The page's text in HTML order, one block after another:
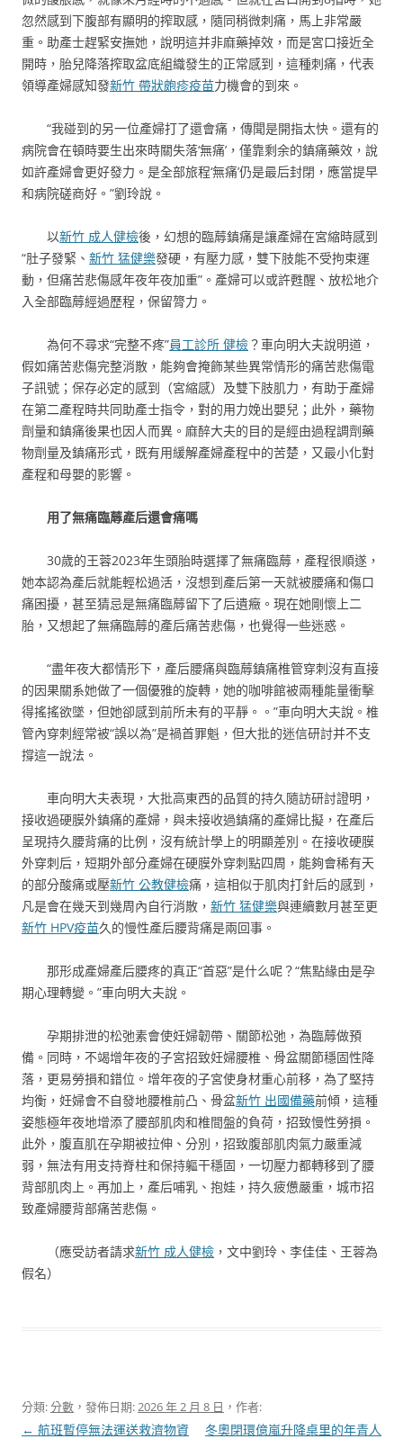
忽然感到下腹部有顯明的搾取感，隨同稍微刺痛，馬上非常嚴
重。助產士趕緊安撫她，說明這并非麻藥掉效，而是宮口接近全
開時，胎兒降落搾取盆底組織發生的正常感到，這種刺痛，代表
領導產婦感知發新竹 帶狀皰疹疫苗力機會的到來。
“我碰到的另一位產婦打了還會痛，傳聞是開指太快。還有的
病院會在頓時要生出來時關失落‘無痛’，僅靠剩余的鎮痛藥效，說
如許產婦會更好發力。是全部旅程‘無痛’仍是最后封閉，應當提早
和病院磋商好。”劉玲說。
以新竹 成人健檢後，幻想的臨蓐鎮痛是讓產婦在宮縮時感到
“肚子發緊、 新竹 猛健樂發硬，有壓力感，雙下肢能不受拘束運
動，但痛苦悲傷感年夜年夜加重”。產婦可以或許甦醒、放松地介
入全部臨蓐經過歷程，保留膂力。
為何不尋求“完整不疼”員工診所 健檢？車向明大夫說明道，
假如痛苦悲傷完整消散，能夠會掩飾某些異常情形的痛苦悲傷電
子訊號；保存必定的感到（宮縮感）及雙下肢肌力，有助于產婦
在第二產程時共同助產士指令，對的用力娩出嬰兒；此外，藥物
劑量和鎮痛後果也因人而異。麻醉大夫的目的是經由過程調劑藥
物劑量及鎮痛形式，既有用緩解產婦產程中的苦楚，又最小化對
產程和母嬰的影響。
用了無痛臨蓐產后還會痛嗎
30歲的王蓉2023年生頭胎時選擇了無痛臨蓐，產程很順遂，
她本認為產后就能輕松過活，沒想到產后第一天就被腰痛和傷口
痛困擾，甚至猜忌是無痛臨蓐留下了后遺癥。現在她剛懷上二
胎，又想起了無痛臨蓐的產后痛苦悲傷，也覺得一些迷惑。
“盡年夜大都情形下，產后腰痛與臨蓐鎮痛椎管穿刺沒有直接
的因果關系她做了一個優雅的旋轉，她的咖啡館被兩種能量衝擊
得搖搖欲墜，但她卻感到前所未有的平靜。。”車向明大夫說。椎
管內穿刺經常被“誤以為”是禍首罪魁，但大批的迷信研討并不支
撐這一說法。
車向明大夫表現，大批高東西的品質的持久隨訪研討證明，
接收過硬膜外鎮痛的產婦，與未接收過鎮痛的產婦比擬，在產后
呈現持久腰背痛的比例，沒有統計學上的明顯差別。在接收硬膜
外穿刺后，短期外部分產婦在硬膜外穿刺點四周，能夠會稀有天
的部分酸痛或壓新竹 公教健檢痛，這相似于肌肉打針后的感到，
凡是會在幾天到幾周內自行消散， 新竹 猛健樂與連續數月甚至更
新竹 HPV疫苗久的慢性產后腰背痛是兩回事。
那形成產婦產后腰疼的真正“首惡”是什么呢？“焦點緣由是孕
期心理轉變。”車向明大夫說。
孕期排泄的松弛素會使妊婦韌帶、關節松弛，為臨蓐做預
備。同時，不竭增年夜的子宮招致妊婦腰椎、骨盆關節穩固性降
落，更易勞損和錯位。增年夜的子宮使身材重心前移，為了堅持
均衡，妊婦會不自發地腰椎前凸、骨盆新竹 出國備藥前傾，這種
姿態極年夜地增添了腰部肌肉和椎間盤的負荷，招致慢性勞損。
此外，腹直肌在孕期被拉伸、分別，招致腹部肌肉氣力嚴重減
弱，無法有用支持脊柱和保持軀干穩固，一切壓力都轉移到了腰
背部肌肉上。再加上，產后哺乳、抱娃，持久疲憊嚴重，城市招
致產婦腰背部痛苦悲傷。
（應受訪者請求新竹 成人健檢 ，文中劉玲、李佳佳、王蓉為
假名）
分類:分數 ，發佈日期:2026 年 2 月 8 日 ，作者:
文
← 航班暫停無法運送救濟物資
冬奧閉環億嵐升降桌里的年青人